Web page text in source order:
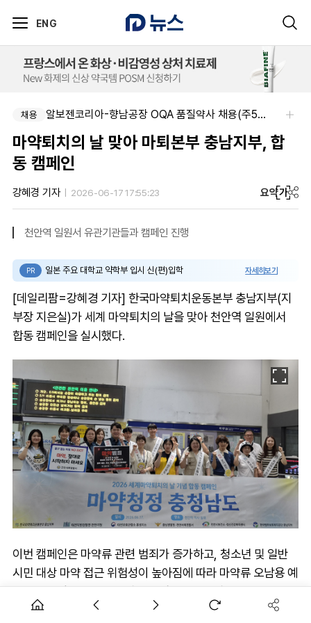
ENG
채용 알보젠코리아-향남공장 OQA 품질약사 채용(주5일/파트타임 가능)
마약퇴치의 날 맞아 마퇴본부 충남지부, 합
동 캠페인
강혜경 기자 2026-06-17 17:55:23 요약가
천안역 일원서 유관기관들과 캠페인 진행
PR 일본 주요 대학교 약학부 입시 신(편)입학 자세히보기
[데일리팜=강혜경 기자] 한국마약퇴치운동본부 충남지부(지
부장 지은실)가 세계 마약퇴치의 날을 맞아 천안역 일원에서
합동 캠페인을 실시했다.
이번 캠페인은 마약류 관련 범죄가 증가하고, 청소년 및 일반
시민 대상 마약 접근 위험성이 높아짐에 따라 마약류 오남용 예
방의 중요성을 알리고 건강한 지역사회 안전망을 구축하기 위
해 실시됐다.